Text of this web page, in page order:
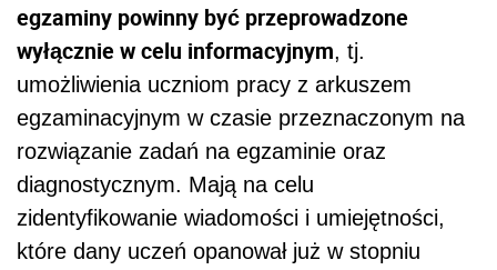
egzaminy powinny być przeprowadzone
wyłącznie w celu informacyjnym, tj.
umożliwienia uczniom pracy z arkuszem
egzaminacyjnym w czasie przeznaczonym na
rozwiązanie zadań na egzaminie oraz
diagnostycznym. Mają na celu
zidentyfikowanie wiadomości i umiejętności,
które dany uczeń opanował już w stopniu